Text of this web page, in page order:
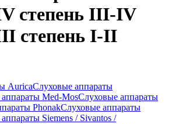
степень III-IV
степень I-II
AuricaСлуховые аппараты
Med-MosСлуховые аппараты
PhonakСлуховые аппараты
Siemens / Sivantos /